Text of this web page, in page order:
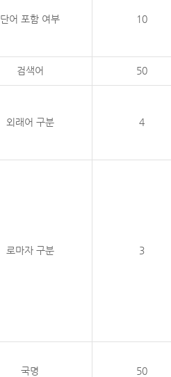
단어 포함 여부 10
검색어 50
외래어 구분 4
로마자 구분 3
국명 50